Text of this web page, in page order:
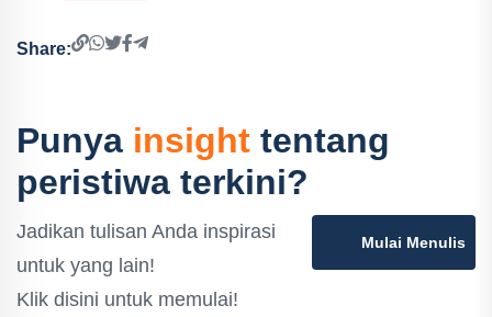
Share:
Punya insight tentang
peristiwa terkini?
Jadikan tulisan Anda inspirasi
untuk yang lain!
Klik disini untuk memulai!
Mulai Menulis